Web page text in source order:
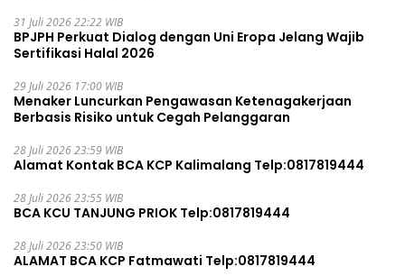
31 Juli 2026 22:22 WIB
BPJPH Perkuat Dialog dengan Uni Eropa Jelang Wajib
Sertifikasi Halal 2026
29 Juli 2026 17:00 WIB
Menaker Luncurkan Pengawasan Ketenagakerjaan
Berbasis Risiko untuk Cegah Pelanggaran
28 Juli 2026 23:59 WIB
Alamat Kontak BCA KCP Kalimalang Telp:0817819444
28 Juli 2026 23:55 WIB
BCA KCU TANJUNG PRIOK Telp:0817819444
28 Juli 2026 23:50 WIB
ALAMAT BCA KCP Fatmawati Telp:0817819444